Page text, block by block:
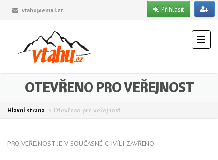
vtahu@email.cz Přihlásit
OTEVŘENO PRO VEŘEJNOST
Hlavní strana Otevřeno pro veřejnost
PRO VEŘEJNOST JE V SOUČASNÉ CHVÍLI ZAVŘENO.